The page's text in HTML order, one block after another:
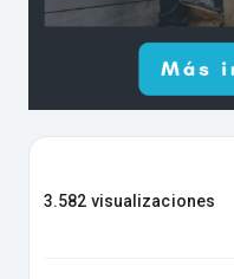
3.582 visualizaciones